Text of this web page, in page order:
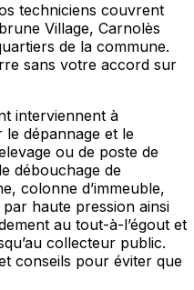
techniciens couvrent
Village, Carnolès
de la commune.
sans votre accord sur
interviennent à
dépannage et le
ou de poste de
débouchage de
colonne d’immeuble,
haute pression ainsi
au tout-à-l’égout et
collecteur public.
conseils pour éviter que